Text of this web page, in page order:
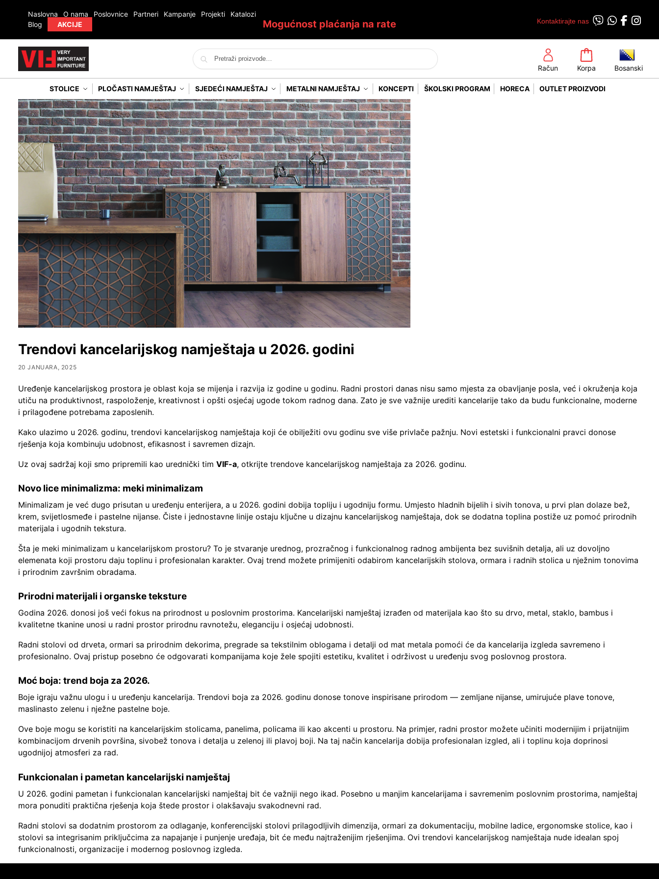
Naslovna O nama Poslovnice Partneri Kampanje Projekti
Katalozi
Blog
AKCIJE Mogućnost plaćanja na rate Kontaktirajte nas
Pretraži
Račun Korpa Bosanski
STOLICE PLOČASTI NAMJEŠTAJ SJEDEĆI NAMJEŠTAJ METALNI NAMJEŠTAJ KONCEPTI ŠKOLSKI PROGRAM HORECA OUTLET PROIZVODI
Trendovi kancelarijskog namještaja u 2026. godini
20 JANUARA, 2025
Uređenje kancelarijskog prostora je oblast koja se mijenja i razvija iz godine u godinu. Radni prostori danas nisu samo mjesta za obavljanje posla, već i okruženja koja
utiču na produktivnost, raspoloženje, kreativnost i opšti osjećaj ugode tokom radnog dana. Zato je sve važnije urediti kancelarije tako da budu funkcionalne, moderne
i prilagođene potrebama zaposlenih.
Kako ulazimo u 2026. godinu, trendovi kancelarijskog namještaja koji će obilježiti ovu godinu sve više privlače pažnju. Novi estetski i funkcionalni pravci donose
rješenja koja kombinuju udobnost, efikasnost i savremen dizajn.
Uz ovaj sadržaj koji smo pripremili kao urednički tim VIF-a, otkrijte trendove kancelarijskog namještaja za 2026. godinu.
Novo lice minimalizma: meki minimalizam
Minimalizam je već dugo prisutan u uređenju enterijera, a u 2026. godini dobija topliju i ugodniju formu. Umjesto hladnih bijelih i sivih tonova, u prvi plan dolaze bež,
krem, svijetlosmeđe i pastelne nijanse. Čiste i jednostavne linije ostaju ključne u dizajnu kancelarijskog namještaja, dok se dodatna toplina postiže uz pomoć prirodnih
materijala i ugodnih tekstura.
Šta je meki minimalizam u kancelarijskom prostoru? To je stvaranje urednog, prozračnog i funkcionalnog radnog ambijenta bez suvišnih detalja, ali uz dovoljno
elemenata koji prostoru daju toplinu i profesionalan karakter. Ovaj trend možete primijeniti odabirom kancelarijskih stolova, ormara i radnih stolica u nježnim tonovima
i prirodnim završnim obradama.
Prirodni materijali i organske teksture
Godina 2026. donosi još veći fokus na prirodnost u poslovnim prostorima. Kancelarijski namještaj izrađen od materijala kao što su drvo, metal, staklo, bambus i
kvalitetne tkanine unosi u radni prostor prirodnu ravnotežu, eleganciju i osjećaj udobnosti.
Radni stolovi od drveta, ormari sa prirodnim dekorima, pregrade sa tekstilnim oblogama i detalji od mat metala pomoći će da kancelarija izgleda savremeno i
profesionalno. Ovaj pristup posebno će odgovarati kompanijama koje žele spojiti estetiku, kvalitet i održivost u uređenju svog poslovnog prostora.
Moć boja: trend boja za 2026.
Boje igraju važnu ulogu i u uređenju kancelarija. Trendovi boja za 2026. godinu donose tonove inspirisane prirodom — zemljane nijanse, umirujuće plave tonove,
maslinasto zelenu i nježne pastelne boje.
Ove boje mogu se koristiti na kancelarijskim stolicama, panelima, policama ili kao akcenti u prostoru. Na primjer, radni prostor možete učiniti modernijim i prijatnijim
kombinacijom drvenih površina, sivobež tonova i detalja u zelenoj ili plavoj boji. Na taj način kancelarija dobija profesionalan izgled, ali i toplinu koja doprinosi
ugodnijoj atmosferi za rad.
Funkcionalan i pametan kancelarijski namještaj
U 2026. godini pametan i funkcionalan kancelarijski namještaj bit će važniji nego ikad. Posebno u manjim kancelarijama i savremenim poslovnim prostorima, namještaj
mora ponuditi praktična rješenja koja štede prostor i olakšavaju svakodnevni rad.
Radni stolovi sa dodatnim prostorom za odlaganje, konferencijski stolovi prilagodljivih dimenzija, ormari za dokumentaciju, mobilne ladice, ergonomske stolice, kao i
stolovi sa integrisanim priključcima za napajanje i punjenje uređaja, bit će među najtraženijim rješenjima. Ovi trendovi kancelarijskog namještaja nude idealan spoj
funkcionalnosti, organizacije i modernog poslovnog izgleda.